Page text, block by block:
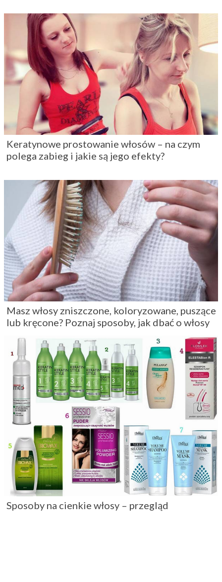
Keratynowe prostowanie włosów – na czym
polega zabieg i jakie są jego efekty?
Masz włosy zniszczone, koloryzowane, puszące
lub kręcone? Poznaj sposoby, jak dbać o włosy
Sposoby na cienkie włosy – przegląd